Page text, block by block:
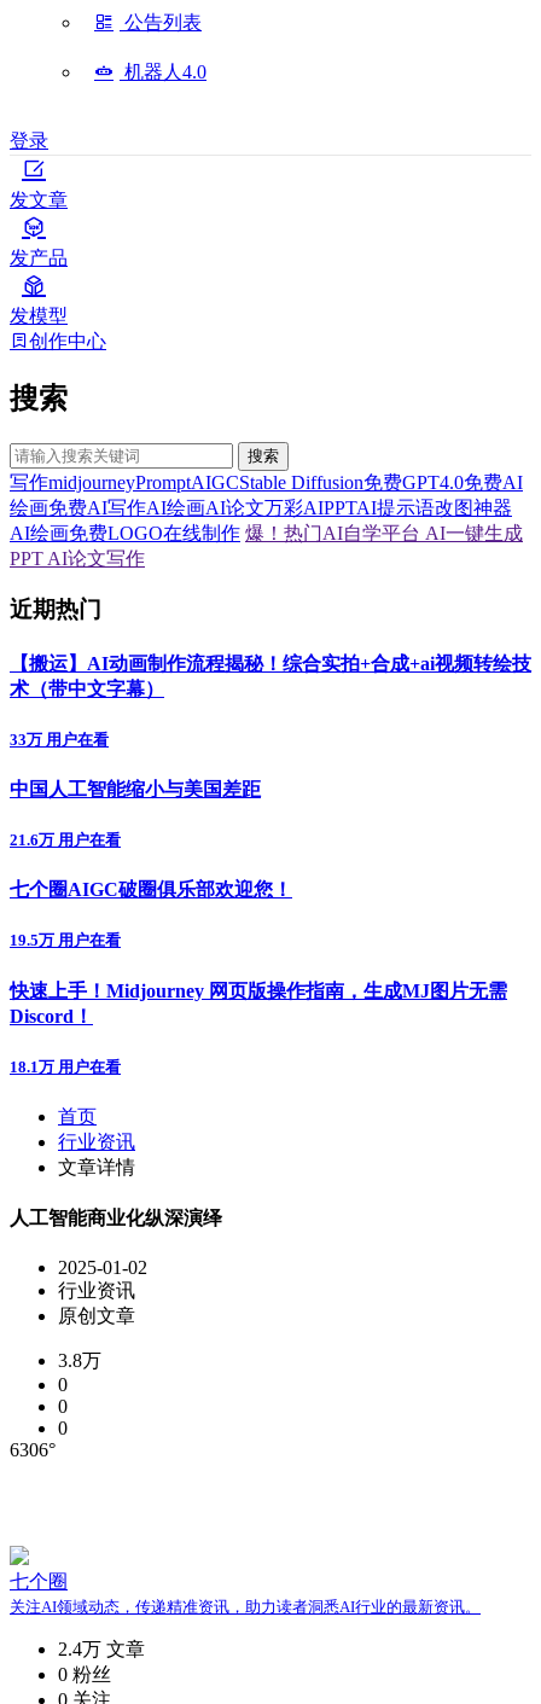
公告列表
机器人4.0
登录
发文章
发产品
发模型
创作中心
搜索
搜索
写作midjourneyPromptAIGCStable Diffusion免费GPT4.0免费AI
绘画免费AI写作AI绘画AI论文万彩AIPPTAI提示语改图神器
AI绘画免费LOGO在线制作 爆！热门AI自学平台 AI一键生成
PPT AI论文写作
近期热门
【搬运】AI动画制作流程揭秘！综合实拍+合成+ai视频转绘技
术（带中文字幕）
33万 用户在看
中国人工智能缩小与美国差距
21.6万 用户在看
七个圈AIGC破圈俱乐部欢迎您！
19.5万 用户在看
快速上手！Midjourney 网页版操作指南，生成MJ图片无需
Discord！
18.1万 用户在看
首页
行业资讯
文章详情
人工智能商业化纵深演绎
2025-01-02
行业资讯
原创文章
3.8万
0
0
0
6306°
七个圈
关注AI领域动态，传递精准资讯，助力读者洞悉AI行业的最新资讯。
2.4万 文章
0 粉丝